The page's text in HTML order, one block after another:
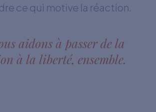
ce qui motive la réaction.
aidons à passer de la
à la liberté, ensemble.